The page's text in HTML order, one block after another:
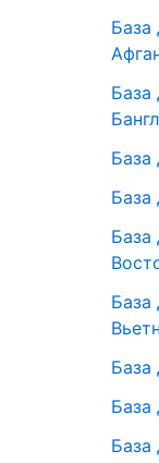
База
База
База
База
База
База
База
База
База